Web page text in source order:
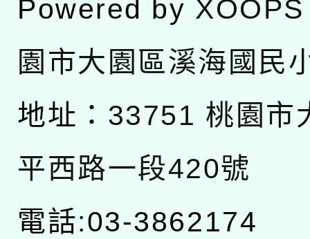
Powered by XOOPS
園市大園區溪海國民
地址： 33751 桃園市
平西路一段420號
電話:03-3862174